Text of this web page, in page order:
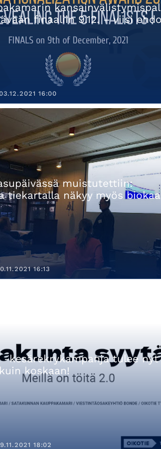
finaaliin 9.12. – viisi
16:00
muistutettiin:
tiekartalla näkyy myös
16:13
kesärekrykampanja tulee nyt
koskaan!
18:02